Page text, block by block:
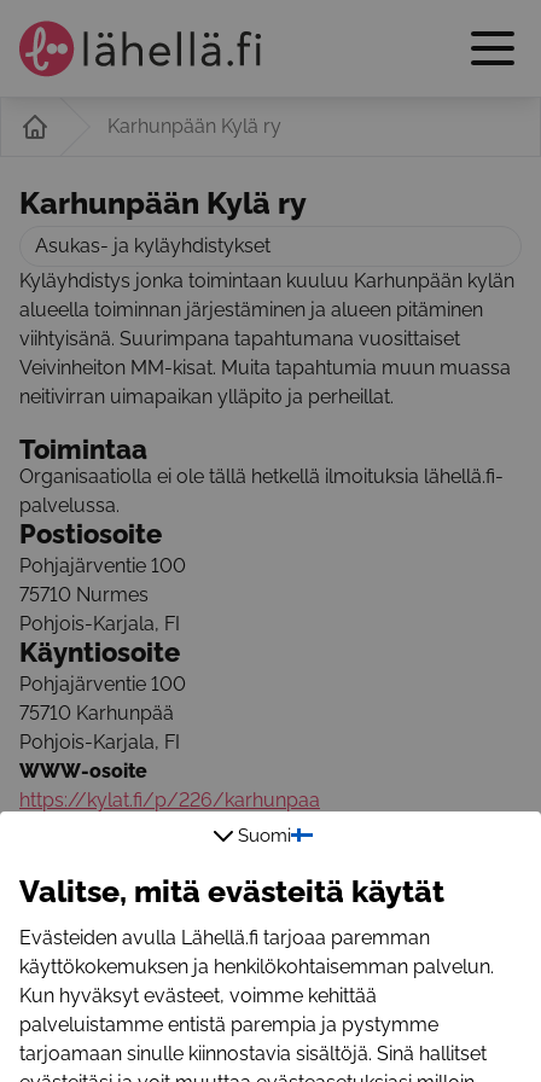
Karhunpään Kylä ry
Karhunpään Kylä ry
Asukas- ja kyläyhdistykset
Kyläyhdistys jonka toimintaan kuuluu Karhunpään kylän
alueella toiminnan järjestäminen ja alueen pitäminen
viihtyisänä. Suurimpana tapahtumana vuosittaiset
Veivinheiton MM-kisat. Muita tapahtumia muun muassa
neitivirran uimapaikan ylläpito ja perheillat.
Toimintaa
Organisaatiolla ei ole tällä hetkellä ilmoituksia lähellä.fi-
palvelussa.
Postiosoite
Pohjajärventie 100
75710 Nurmes
Pohjois-Karjala, FI
Käyntiosoite
Pohjajärventie 100
75710 Karhunpää
Pohjois-Karjala, FI
WWW-osoite
https://kylat.fi/p/226/karhunpaa
Puhelinnumero
Facebook
https://www.facebook.com/profile.php?
id=61580320196900
Instagram
https://www.instagram.com/karhunpaan_kyla_ry/
Suomi
Valitse, mitä evästeitä käytät
Evästeiden avulla Lähellä.fi tarjoaa paremman
käyttökokemuksen ja henkilökohtaisemman palvelun.
Kun hyväksyt evästeet, voimme kehittää
palveluistamme entistä parempia ja pystymme
tarjoamaan sinulle kiinnostavia sisältöjä. Sinä hallitset